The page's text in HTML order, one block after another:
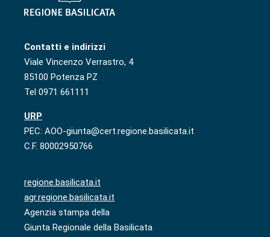
Contatti e indirizzi
Viale Vincenzo Verrastro, 4
85100 Potenza PZ
Tel 0971 661111
URP
PEC: AOO-giunta@cert.regione.basilicata.it
C.F. 80002950766
regione.basilicata.it
agr.regione.basilicata.it
Agenzia stampa della
Giunta Regionale della Basilicata